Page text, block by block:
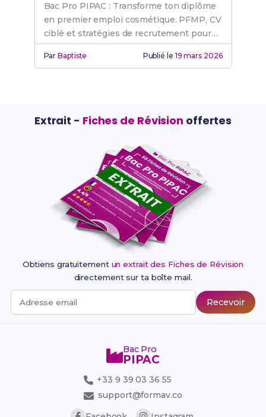
Bac Pro PIPAC : Transforme ton diplôme
en premier emploi cosmétique. PFMP, CV
ciblé et stratégies de recrutement pour
réussir.
ParBaptiste Publié le 19 mars 2026
Extrait - Fiches de Révision offertes
Obtiens gratuitement un extrait des Fiches de Révision
directement sur ta boîte mail.
Adresse email Recevoir
Bac Pro
PIPAC
+33 9 39 03 36 55
support@formav.co